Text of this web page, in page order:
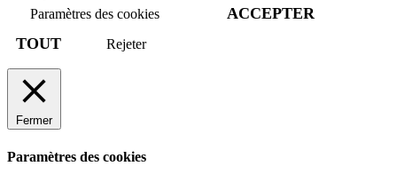
Paramètres des cookies
ACCEPTER
TOUT
Rejeter
Fermer
Paramètres des cookies